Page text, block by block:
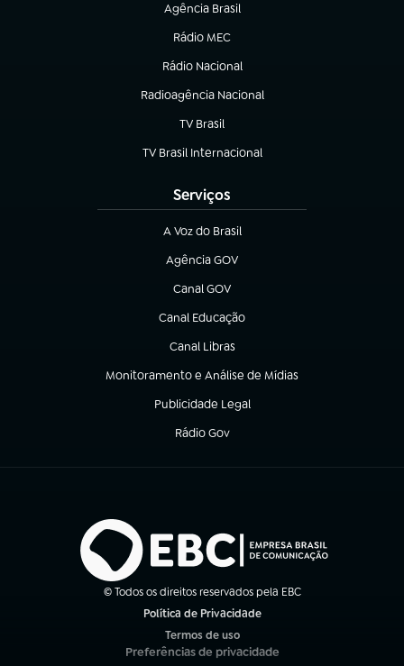
Agência Brasil
(abre em nova aba)
Rádio MEC
(abre em nova aba)
Rádio Nacional
Radioagência Nacional
(abre em nova aba)
TV Brasil
(abre em nova aba)
TV Brasil Internacional
(abre em nova aba)
Serviços
A Voz do Brasil
(abre em nova aba)
Agência GOV
(abre em nova aba)
Canal GOV
(abre em nova aba)
Canal Educação
(abre em nova aba)
Canal Libras
(abre em nova aba)
Monitoramento e Análise de Mídias
(abre em nova aba)
Publicidade Legal
(abre em nova aba)
Rádio Gov
(abre em nova aba)
© Todos os direitos reservados pela EBC
Política de Privacidade
Termos de uso
(abre em nova aba)
Preferências de privacidade